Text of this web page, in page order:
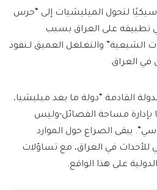
لتحول الميليشيات إلى “حرس
تطبيقه على العراق بسبب
الشيعية” والتغلغل العميق لـنفوذ
في العراق.
القادمة “دولة ما بعد ميليشيا،
بإدارة مساحة الفصائل-وليس
يبقى الصراع حول الموارد
للأحداث في العراق، مع تساؤلات
على هذا الواقع.